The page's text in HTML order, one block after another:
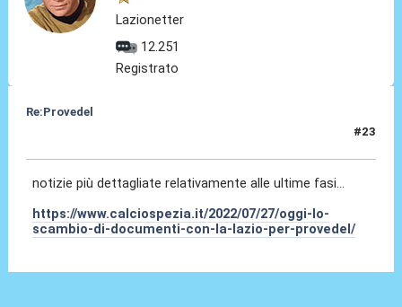
Lazionetter
12.251
Registrato
Re:Provedel
#23
notizie più dettagliate relativamente alle ultime fasi...
https://www.calciospezia.it/2022/07/27/oggi-lo-
scambio-di-documenti-con-la-lazio-per-provedel/